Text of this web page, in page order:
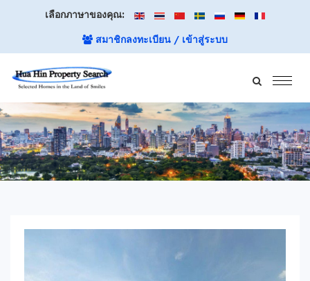
เลือกภาษาของคุณ:
สมาชิกลงทะเบียน / เข้าสู่ระบบ